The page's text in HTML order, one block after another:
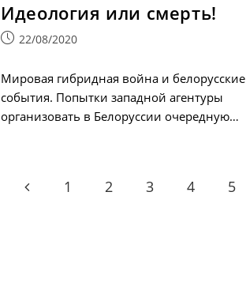
Идеология или смерть!
Запись22/08/2020
Мировая гибридная война и белорусские
события. Попытки западной агентуры
организовать в Белоруссии очередную…
Go to the previous page
1 2 3 4 5